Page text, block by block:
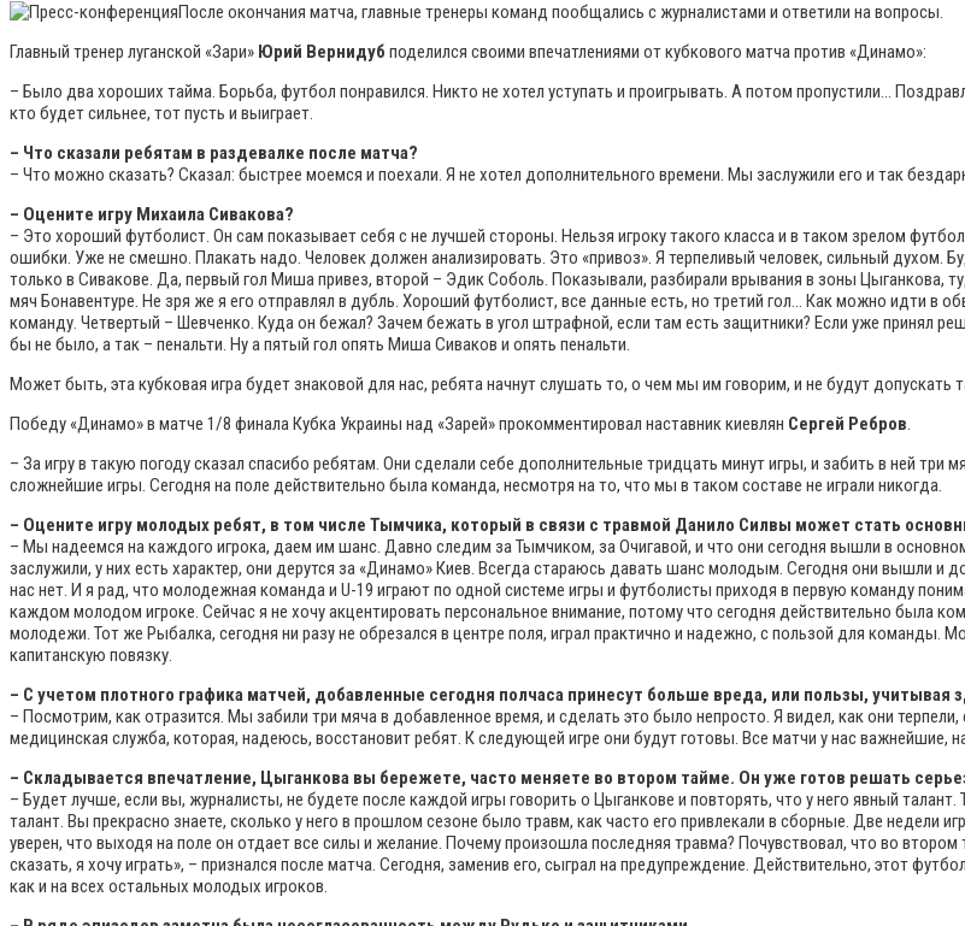
После окончания матча, главные тренеры команд пообщались с журналистами и ответили на вопросы.
Главный тренер луганской «Зари» Юрий Вернидуб поделился своими впечатлениями от кубкового матча против «Динамо»:
– Было два хороших тайма. Борьба, футбол понравился. Никто не хотел уступать и проигрывать. А потом пропустили…
кто будет сильнее, тот пусть и выиграет.
– Что сказали ребятам в раздевалке после матча?
– Что можно сказать? Сказал: быстрее моемся и поехали. Я не хотел дополнительного времени. Мы заслужили его и так
– Оцените игру Михаила Сивакова?
– Это хороший футболист. Он сам показывает себя с не лучшей стороны. Нельзя игроку такого класса и в таком зрелом
ошибки. Уже не смешно. Плакать надо. Человек должен анализировать. Это «привоз». Я терпеливый человек, сильный
только в Сивакове. Да, первый гол Миша привез, второй – Эдик Соболь. Показывали, разбирали врывания в зоны Цыганкова,
мяч Бонавентуре. Не зря же я его отправлял в дубль. Хороший футболист, все данные есть, но третий гол… Как можно идти в
команду. Четвертый – Шевченко. Куда он бежал? Зачем бежать в угол штрафной, если там есть защитники? Если уже принял
бы не было, а так – пенальти. Ну а пятый гол опять Миша Сиваков и опять пенальти.
Может быть, эта кубковая игра будет знаковой для нас, ребята начнут слушать то, о чем мы им говорим, и не будут допускать
Победу «Динамо» в матче 1/8 финала Кубка Украины над «Зарей» прокомментировал наставник киевлян Сергей Ребров.
– За игру в такую погоду сказал спасибо ребятам. Они сделали себе дополнительные тридцать минут игры, и забить в ней три
сложнейшие игры. Сегодня на поле действительно была команда, несмотря на то, что мы в таком составе не играли никогда.
– Оцените игру молодых ребят, в том числе Тымчика, который в связи с травмой Данило Силвы может стать
– Мы надеемся на каждого игрока, даем им шанс. Давно следим за Тымчиком, за Очигавой, и что они сегодня вышли в
заслужили, у них есть характер, они дерутся за «Динамо» Киев. Всегда стараюсь давать шанс молодым. Сегодня они вышли и
нас нет. И я рад, что молодежная команда и U-19 играют по одной системе игры и футболисты приходя в первую команду
каждом молодом игроке. Сейчас я не хочу акцентировать персональное внимание, потому что сегодня действительно была
молодежи. Тот же Рыбалка, сегодня ни разу не обрезался в центре поля, играл практично и надежно, с пользой для команды.
капитанскую повязку.
– С учетом плотного графика матчей, добавленные сегодня полчаса принесут больше вреда, или пользы, учитывая
– Посмотрим, как отразится. Мы забили три мяча в добавленное время, и сделать это было непросто. Я видел, как они
медицинская служба, которая, надеюсь, восстановит ребят. К следующей игре они будут готовы. Все матчи у нас
– Складывается впечатление, Цыганкова вы бережете, часто меняете во втором тайме. Он уже готов решать
– Будет лучше, если вы, журналисты, не будете после каждой игры говорить о Цыганкове и повторять, что у него явный талант.
талант. Вы прекрасно знаете, сколько у него в прошлом сезоне было травм, как часто его привлекали в сборные. Две недели
уверен, что выходя на поле он отдает все силы и желание. Почему произошла последняя травма? Почувствовал, что во
сказать, я хочу играть», – признался после матча. Сегодня, заменив его, сыграл на предупреждение. Действительно, этот
как и на всех остальных молодых игроков.